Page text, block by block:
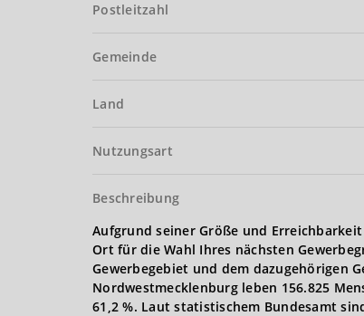
Postleitzahl
Gemeinde
Land
Nutzungsart
Beschreibung
Aufgrund seiner Größe und
Ort für die Wahl Ihres nächsten
Gewerbegebiet und dem dazugehörigen
Nordwestmecklenburg leben 156.825
61,2 %. Laut statistischem Bundesamt